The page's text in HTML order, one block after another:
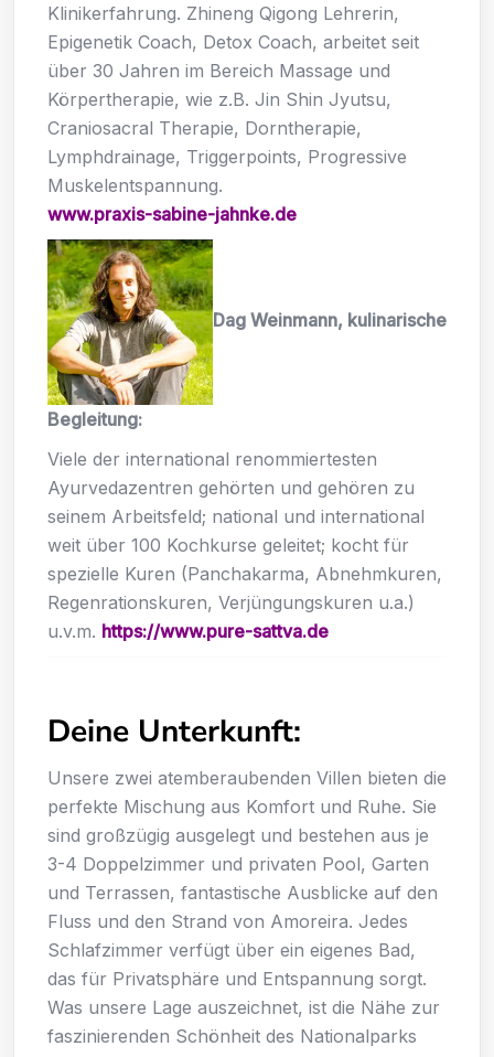
Klinikerfahrung. Zhineng Qigong Lehrerin,
Epigenetik Coach, Detox Coach, arbeitet seit
über 30 Jahren im Bereich Massage und
Körpertherapie, wie z.B. Jin Shin Jyutsu,
Craniosacral Therapie, Dorntherapie,
Lymphdrainage, Triggerpoints, Progressive
Muskelentspannung.
www.praxis-sabine-jahnke.de
Dag Weinmann, kulinarische
Begleitung:
Viele der international renommiertesten
Ayurvedazentren gehörten und gehören zu
seinem Arbeitsfeld; national und international
weit über 100 Kochkurse geleitet; kocht für
spezielle Kuren (Panchakarma, Abnehmkuren,
Regenrationskuren, Verjüngungskuren u.a.)
u.v.m. https://www.pure-sattva.de
Deine Unterkunft:
Unsere zwei atemberaubenden Villen bieten die
perfekte Mischung aus Komfort und Ruhe. Sie
sind großzügig ausgelegt und bestehen aus je
3-4 Doppelzimmer und privaten Pool, Garten
und Terrassen, fantastische Ausblicke auf den
Fluss und den Strand von Amoreira. Jedes
Schlafzimmer verfügt über ein eigenes Bad,
das für Privatsphäre und Entspannung sorgt.
Was unsere Lage auszeichnet, ist die Nähe zur
faszinierenden Schönheit des Nationalparks